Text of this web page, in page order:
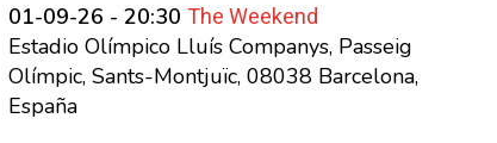
01-09-26 - 20:30 The Weekend
Estadio Olímpico Lluís Companys, Passeig
Olímpic, Sants-Montjuïc, 08038 Barcelona,
España